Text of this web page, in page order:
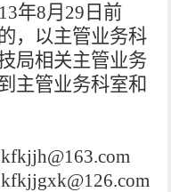
年8月29日前
，以主管业务科
局相关主管业务
主管业务科室和